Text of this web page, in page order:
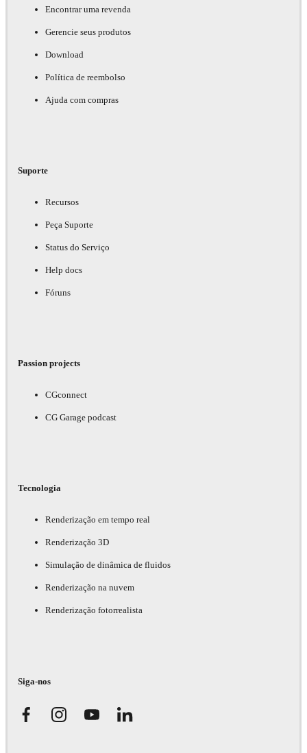
Encontrar uma revenda
Gerencie seus produtos
Download
Política de reembolso
Ajuda com compras
Suporte
Recursos
Peça Suporte
Status do Serviço
Help docs
Fóruns
Passion projects
CGconnect
CG Garage podcast
Tecnologia
Renderização em tempo real
Renderização 3D
Simulação de dinâmica de fluidos
Renderização na nuvem
Renderização fotorrealista
Siga-nos